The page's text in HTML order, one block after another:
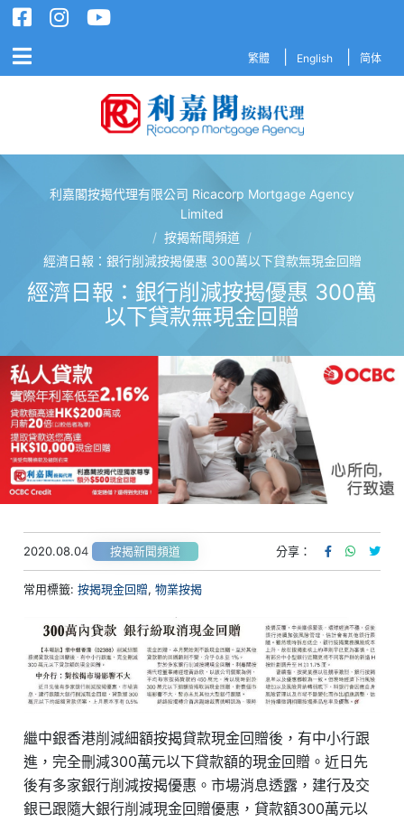
繁體 English 简体
利嘉閣按揭代理有限公司 Ricacorp Mortgage Agency
Limited
/ 按揭新聞頻道 /
經濟日報：銀行削減按揭優惠 300萬以下貸款無現金回贈
經濟日報：銀行削減按揭優惠 300萬
以下貸款無現金回贈
2020.08.04 按揭新聞頻道 分享：
常用標籤:按揭現金回贈,物業按揭
繼中銀香港削減細額按揭貸款現金回贈後，有中小行跟
進，完全刪減300萬元以下貸款額的現金回贈。近日先
後有多家銀行削減按揭優惠。市場消息透露，建行及交
銀已跟隨大銀行削減現金回贈優惠，貸款額300萬元以